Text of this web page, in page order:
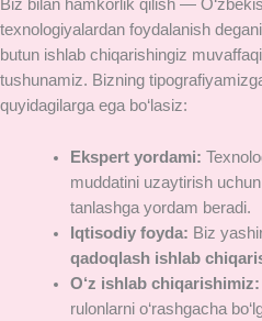
Biz bilan hamkorlik qilish —
texnologiyalardan foydalanish
butun ishlab chiqarishingiz
tushunamiz. Bizning
quyidagilarga ega bo‘lasiz:
Ekspert yordami:
muddatini uzaytirish uchun
tanlashga yordam beradi.
Iqtisodiy foyda: Biz
qadoqlash ishlab
O‘z ishlab chiqarishimiz:
rulonlarni o‘rashgacha